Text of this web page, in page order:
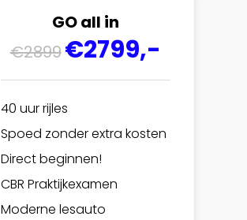
GO all in
€2899€2799,-
40 uur rijles
Spoed zonder extra kosten
Direct beginnen!
CBR Praktijkexamen
Moderne lesauto